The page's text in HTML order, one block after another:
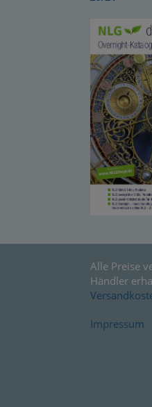
Alle Preise
Händler
Impressum